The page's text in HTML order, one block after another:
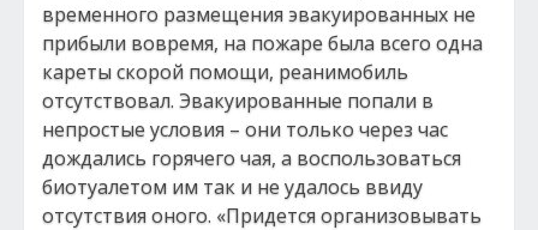
временного размещения эвакуированных не
прибыли вовремя, на пожаре была всего одна
кареты скорой помощи, реанимобиль
отсутствовал. Эвакуированные попали в
непростые условия – они только через час
дождались горячего чая, а воспользоваться
биотуалетом им так и не удалось ввиду
отсутствия оного. «Придется организовывать